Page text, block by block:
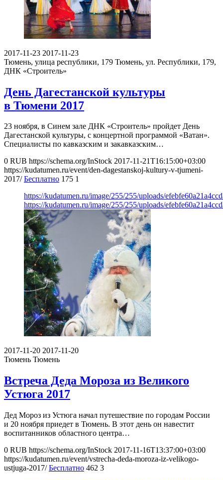
2017-11-23 2017-11-23
Тюмень, улица республики, 179 Тюмень, ул. Республики, 179,
ДНК «Строитель»
День Дагестанской культуры
в Тюмени 2017
23 ноября, в Синем зале ДНК «Строитель» пройдет День
Дагестанской культуры, с концертной программой «Ватан».
Специалисты по кавказским и закавказским…
0 RUB https://schema.org/InStock 2017-11-21T16:15:00+03:00
https://kudatumen.ru/event/den-dagestanskoj-kultury-v-tjumeni-
2017/ Бесплатно 175 1
https://kudatumen.ru/image/255/255/uploads/
https://kudatumen.ru/image/255/255/uploads/
2017-11-20 2017-11-20
Тюмень Тюмень
Встреча Деда Мороза из Великого
Устюга 2017
Дед Мороз из Устюга начал путешествие по городам России
и 20 ноября приедет в Тюмень. В этот день он навестит
воспитанников областного центра…
0 RUB https://schema.org/InStock 2017-11-16T13:37:00+03:00
https://kudatumen.ru/event/vstrecha-deda-moroza-iz-velikogo-
ustjuga-2017/ Бесплатно 462 3